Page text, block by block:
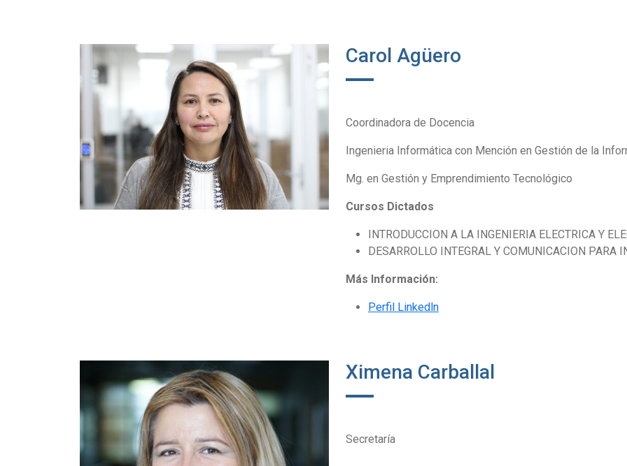
Carol Agüero
Coordinadora de Docencia
Ingenieria Informática con Mención en Gestión de la
Mg. en Gestión y Emprendimiento Tecnológico
Cursos Dictados
INTRODUCCION A LA INGENIERIA ELECTRICA Y
DESARROLLO INTEGRAL Y COMUNICACION PARA
Más Información:
Perfil Linkedln
Ximena Carballal
Secretaría